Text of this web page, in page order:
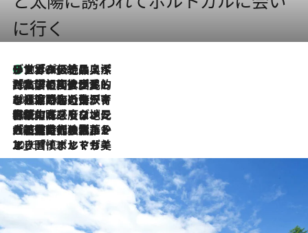
に行く
2026.8.8
リスボンの絶品スイーツ「パステル・デ・ナタ」とは？ポルトガル伝統の奥深い世界へ
2026.7.27
「私の祖国はポルトガル語です」国民的詩人フェルナンド・ペソアと、彼が愛した文学の街を歩く
2026.7.26
ポルトガル近海が育む極上の海の幸。キリリと冷えた白ワインと愉しむ、シーフード専門店の贅沢
2026.7.22
伝統の味をモダンに昇華。高感度な地元客が集う、リスボンの最旬ガストロノミー
2026.7.21
大航海時代の栄華から、震災、独裁、そして革命へ。ポルトガル・首都リスボンの石畳に刻まれた「歴史の光と影」
2026.7.13
エッセイ・ヤマザキマリ「慎ましくも美しき国 ポルトガル」